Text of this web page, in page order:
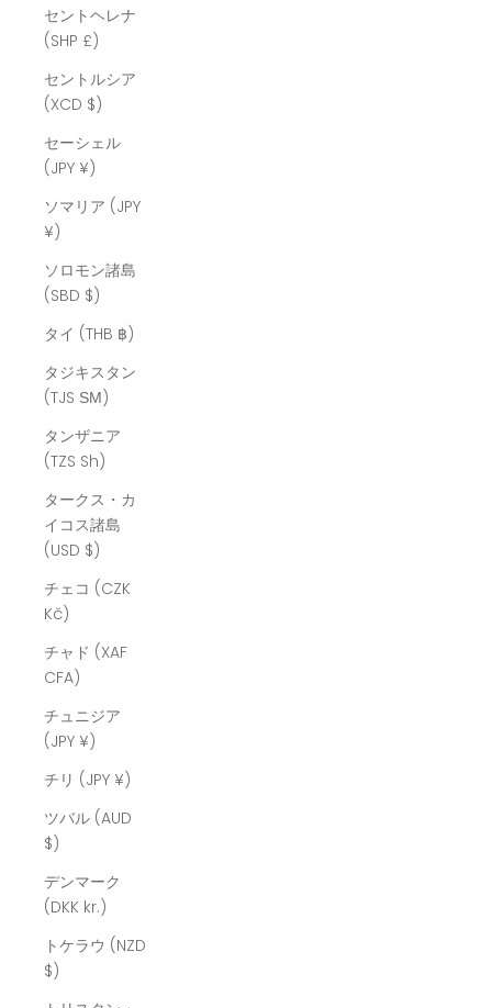
セントヘレナ
(SHP £)
セントルシア
(XCD $)
セーシェル
(JPY ¥)
ソマリア (JPY
¥)
ソロモン諸島
(SBD $)
タイ (THB ฿)
タジキスタン
(TJS ЅМ)
タンザニア
(TZS Sh)
タークス・カ
イコス諸島
(USD $)
チェコ (CZK
Kč)
チャド (XAF
CFA)
チュニジア
(JPY ¥)
チリ (JPY ¥)
ツバル (AUD
$)
デンマーク
(DKK kr.)
トケラウ (NZD
$)